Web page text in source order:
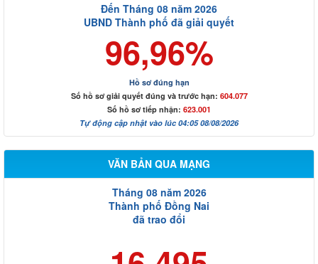
Đến Tháng 08 năm 2026
UBND Thành phố đã giải quyết
96,96%
Hồ sơ đúng hạn
Số hồ sơ giải quyết đúng và trước hạn: 604.077
Số hồ sơ tiếp nhận: 623.001
Tự động cập nhật vào lúc 04:05 08/08/2026
VĂN BẢN QUA MẠNG
Tháng 08 năm 2026
Thành phố Đồng Nai
đã trao đổi